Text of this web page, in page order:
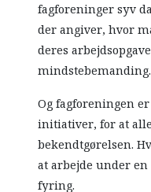
fagforeninger syv
der angiver, hvor
deres
mindstebemanding.
Og fagforeningen
initiativer, for at
bekendtgørelsen.
at arbejde under
fyring.